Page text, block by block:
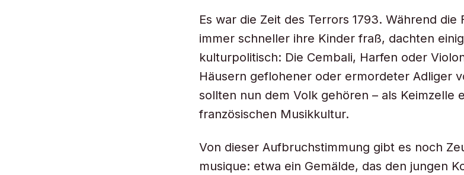
Es war die Zeit des Terrors 1793. Während die
immer schneller ihre Kinder fraß, dachten
kulturpolitisch: Die Cembali, Harfen oder
Häusern geflohener oder ermordeter Adliger
sollten nun dem Volk gehören – als Keimzelle
französischen Musikkultur.
Von dieser Aufbruchstimmung gibt es noch
musique: etwa ein Gemälde, das den jungen